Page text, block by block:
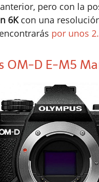
pero con la
6Kcon una
por unos
OM-D E-M5